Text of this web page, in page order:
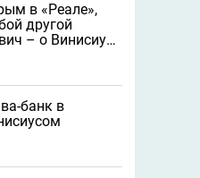
в «Реале»,
другой
– о Винисиусе
банк в